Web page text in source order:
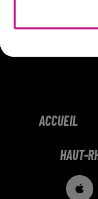
ACCUEIL
HAUT-